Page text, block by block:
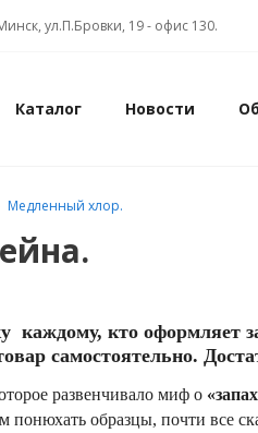
ул.П.Бровки, 19 - офис 130.
Каталог Новости
Медленный хлор.
кто оформляет
самостоятельно.
развенчивало миф о
образцы, почти все